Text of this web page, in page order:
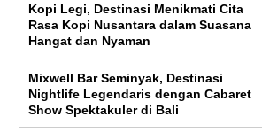
Kopi Legi, Destinasi Menikmati Cita
Rasa Kopi Nusantara dalam Suasana
Hangat dan Nyaman
Mixwell Bar Seminyak, Destinasi
Nightlife Legendaris dengan Cabaret
Show Spektakuler di Bali